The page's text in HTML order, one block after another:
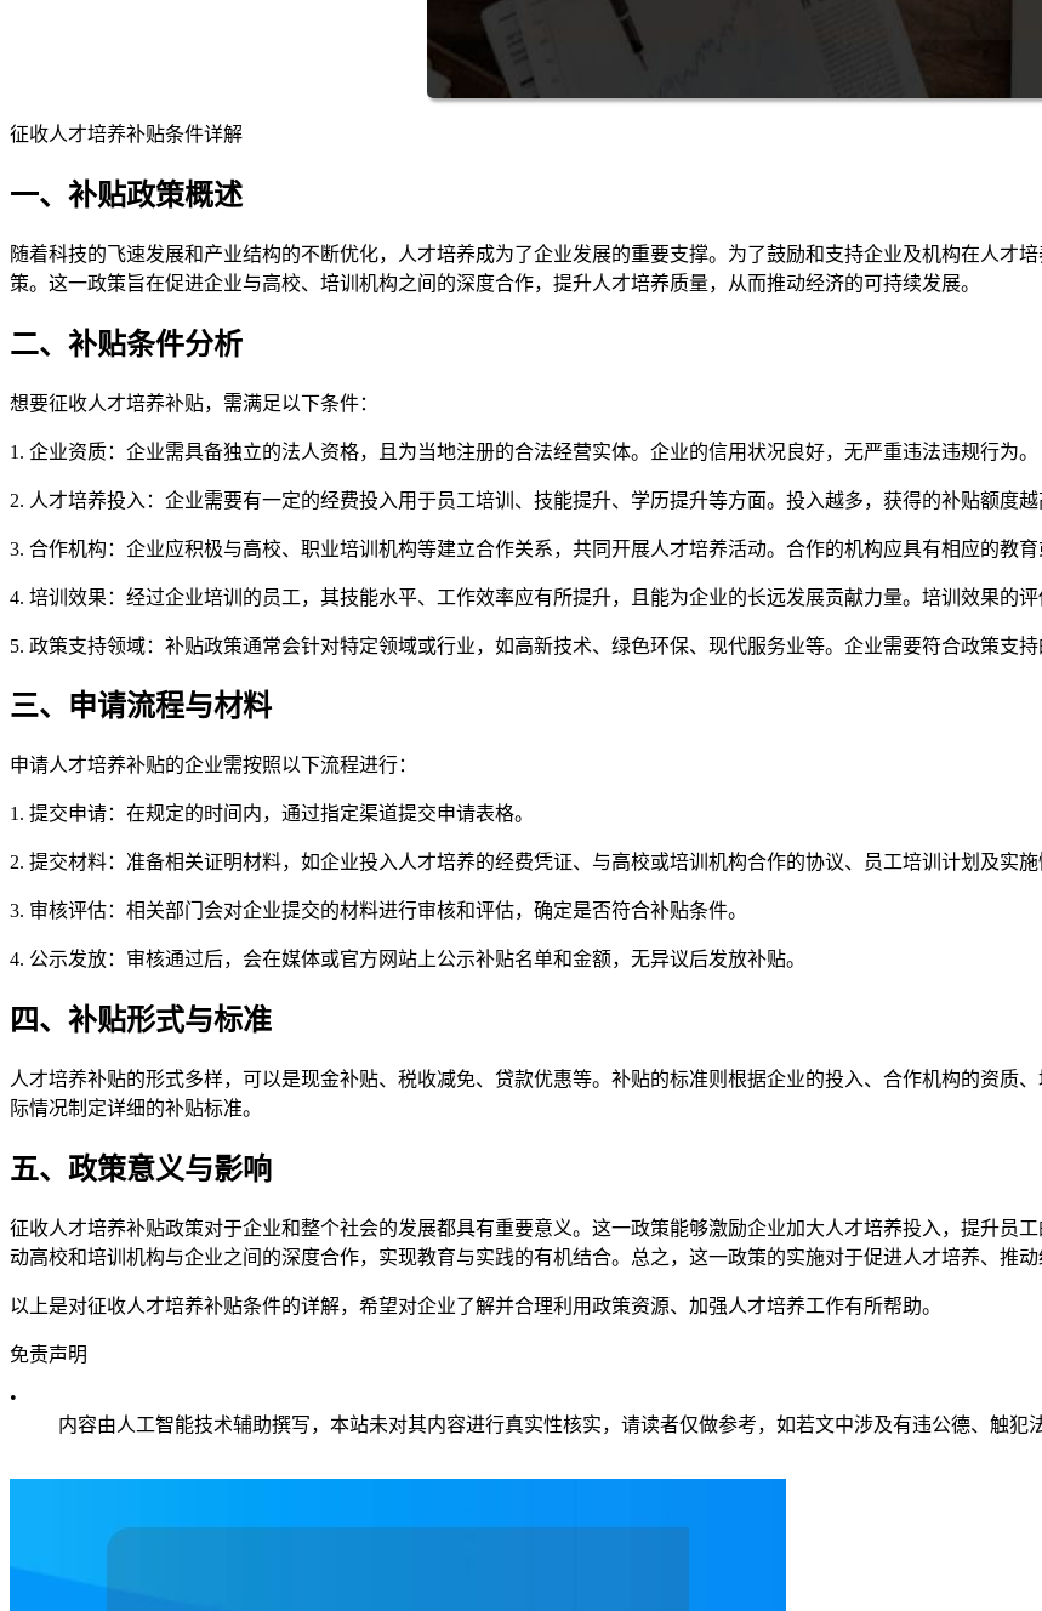
征收人才培养补贴条件详解
一、补贴政策概述
随着科技的飞速发展和产业结构的不断优化，人才培养成为了企业发展的重要支撑。为了鼓励和支持企业及机构在人才
策。这一政策旨在促进企业与高校、培训机构之间的深度合作，提升人才培养质量，从而推动经济的可持续发展。
二、补贴条件分析
想要征收人才培养补贴，需满足以下条件：
1. 企业资质：企业需具备独立的法人资格，且为当地注册的合法经营实体。企业的信用状况良好，无严重违法违规行为。
2. 人才培养投入：企业需要有一定的经费投入用于员工培训、技能提升、学历提升等方面。投入越多，获得的补贴额度越
3. 合作机构：企业应积极与高校、职业培训机构等建立合作关系，共同开展人才培养活动。合作的机构应具有相应的教育
4. 培训效果：经过企业培训的员工，其技能水平、工作效率应有所提升，且能为企业的长远发展贡献力量。培训效果的评
5. 政策支持领域：补贴政策通常会针对特定领域或行业，如高新技术、绿色环保、现代服务业等。企业需要符合政策支持
三、申请流程与材料
申请人才培养补贴的企业需按照以下流程进行：
1. 提交申请：在规定的时间内，通过指定渠道提交申请表格。
2. 提交材料：准备相关证明材料，如企业投入人才培养的经费凭证、与高校或培训机构合作的协议、员工培训计划及实施
3. 审核评估：相关部门会对企业提交的材料进行审核和评估，确定是否符合补贴条件。
4. 公示发放：审核通过后，会在媒体或官方网站上公示补贴名单和金额，无异议后发放补贴。
四、补贴形式与标准
人才培养补贴的形式多样，可以是现金补贴、税收减免、贷款优惠等。补贴的标准则根据企业的投入、合作机构的资质
际情况制定详细的补贴标准。
五、政策意义与影响
征收人才培养补贴政策对于企业和整个社会的发展都具有重要意义。这一政策能够激励企业加大人才培养投入，提升员
动高校和培训机构与企业之间的深度合作，实现教育与实践的有机结合。总之，这一政策的实施对于促进人才培养、推动
以上是对征收人才培养补贴条件的详解，希望对企业了解并合理利用政策资源、加强人才培养工作有所帮助。
免责声明
•
内容由人工智能技术辅助撰写，本站未对其内容进行真实性核实，请读者仅做参考，如若文中涉及有违公德、触